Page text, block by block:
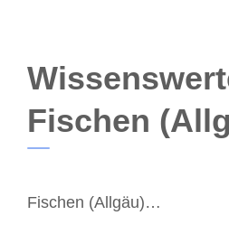
Fischen
Fischen (Allgäu)…